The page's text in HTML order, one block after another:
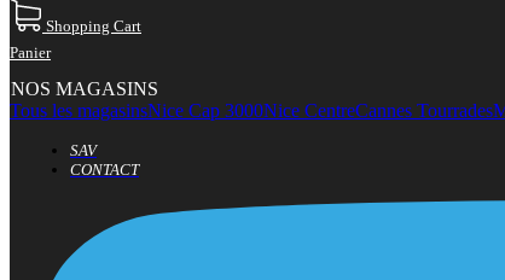
Shopping Cart
Panier
NOS MAGASINS
Tous les magasinsNice Cap 3000Nice CentreCannes Tourrades
SAV
CONTACT